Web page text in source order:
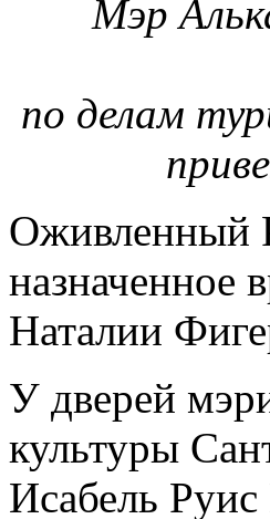
Мэр
по делам
Оживленный
назначенное
Наталии
У дверей
культуры
Исабель